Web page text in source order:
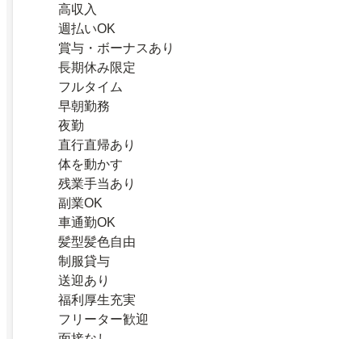
高収入
週払いOK
賞与・ボーナスあり
長期休み限定
フルタイム
早朝勤務
夜勤
直行直帰あり
体を動かす
残業手当あり
副業OK
車通勤OK
髪型髪色自由
制服貸与
送迎あり
福利厚生充実
フリーター歓迎